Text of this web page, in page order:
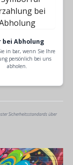
bei Abholung
in bar, wenn Sie Ihre
persönlich bei uns
abholen.
Sicherheitsstandards über